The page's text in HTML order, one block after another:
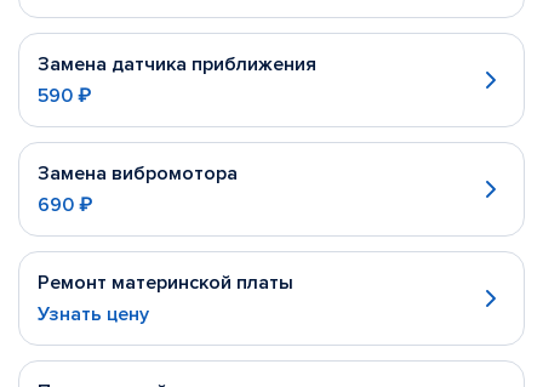
Замена датчика приближения
590 ₽
Замена вибромотора
690 ₽
Ремонт материнской платы
Узнать цену